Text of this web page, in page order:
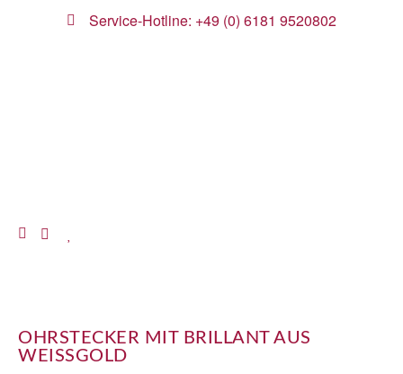
Service-Hotline: +49 (0) 6181 9520802
OHRSTECKER MIT BRILLANT AUS
WEISSGOLD